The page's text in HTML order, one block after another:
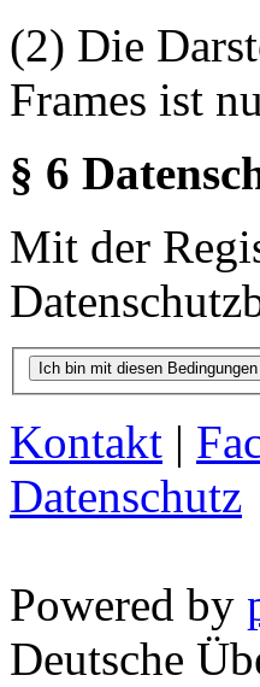
(2) Die
Frames ist
§ 6
Mit der
Kontakt |
Datenschutz
Powered by
Deutsche